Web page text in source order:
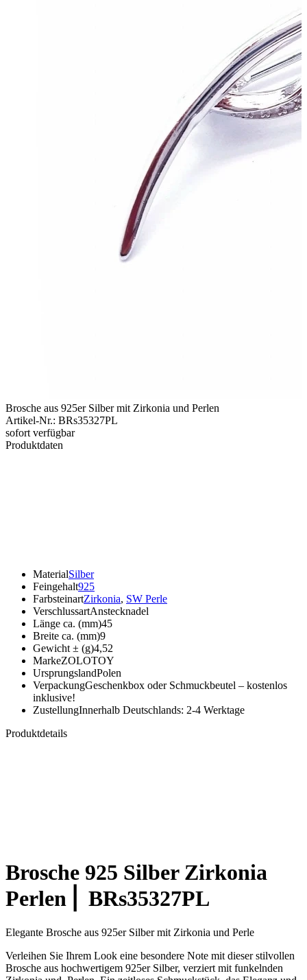
Brosche aus 925er Silber mit Zirkonia und Perlen
Artikel-Nr.: BRs35327PL
sofort verfügbar
Produktdaten
MaterialSilber
Feingehalt925
FarbsteinartZirkonia, SW Perle
VerschlussartAnstecknadel
Länge ca. (mm)45
Breite ca. (mm)9
Gewicht ± (g)4,52
MarkeZOLOTOY
UrsprungslandPolen
VerpackungGeschenkbox oder Schmuckbeutel – kostenlos
inklusive!
ZustellungInnerhalb Deutschlands: 2-4 Werktage
Produktdetails
Brosche 925 Silber Zirkonia
Perlen⎪ BRs35327PL
Elegante Brosche aus 925er Silber mit Zirkonia und Perle
Verleihen Sie Ihrem Look eine besondere Note mit dieser stilvollen
Brosche aus hochwertigem 925er Silber, verziert mit funkelnden